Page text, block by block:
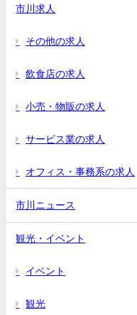
市川求人
その他の求人
飲食店の求人
小売・物販の求人
サービス業の求人
オフィス・事務系の求人
市川ニュース
観光・イベント
イベント
観光